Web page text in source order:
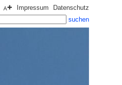
Impressum
Datenschutz